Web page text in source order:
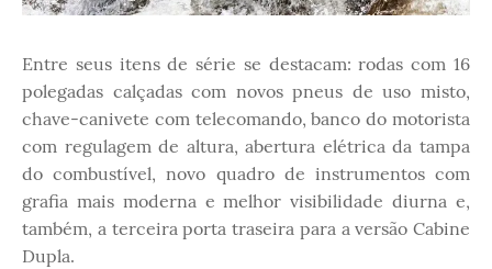
Entre seus itens de série se destacam: rodas com 16
polegadas calçadas com novos pneus de uso misto,
chave-canivete com telecomando, banco do motorista
com regulagem de altura, abertura elétrica da tampa
do combustível, novo quadro de instrumentos com
grafia mais moderna e melhor visibilidade diurna e,
também, a terceira porta traseira para a versão Cabine
Dupla.